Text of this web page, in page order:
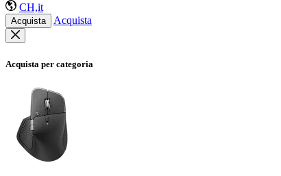
CH,it
Acquista Acquista
Acquista per categoria